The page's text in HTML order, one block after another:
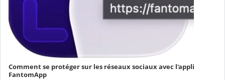
Comment se protéger sur les réseaux sociaux avec l'appli
FantomApp